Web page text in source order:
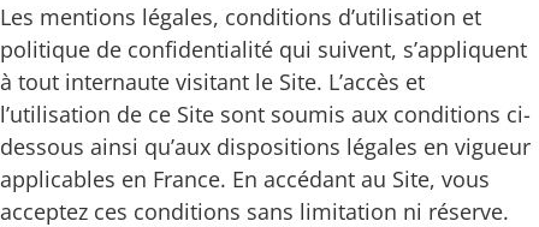
Les mentions légales, conditions d’utilisation et
politique de confidentialité qui suivent, s’appliquent
à tout internaute visitant le Site. L’accès et
l’utilisation de ce Site sont soumis aux conditions ci-
dessous ainsi qu’aux dispositions légales en vigueur
applicables en France. En accédant au Site, vous
acceptez ces conditions sans limitation ni réserve.